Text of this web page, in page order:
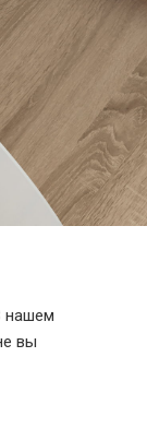
нашем
вы